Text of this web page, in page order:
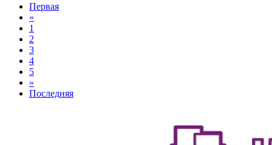
Первая
«
1
2
3
4
5
»
Последняя